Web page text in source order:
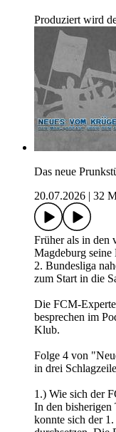
Produziert wird
Das neue
20.07.2026
32
Früher als in den
Magdeburg
2. Bundesliga
zum Start in die
Die FCM-
besprechen im
Klub.
Folge 4 von
in drei
1.) Wie sich der
In den bisherigen
konnte sich der